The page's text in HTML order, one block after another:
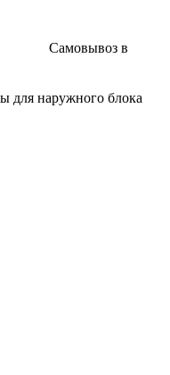
Самовывоз в
для наружного блока